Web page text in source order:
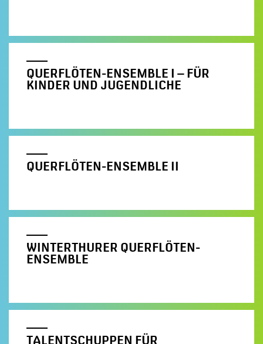
QUERFLÖTEN-ENSEMBLE I – FÜR
KINDER UND JUGENDLICHE
QUERFLÖTEN-ENSEMBLE II
WINTERTHURER QUERFLÖTEN-
ENSEMBLE
TALENTSCHUPPEN FÜR